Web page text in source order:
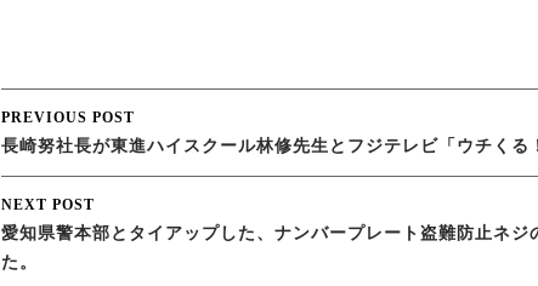
Post
navigation
PREVIOUS POST
長崎努社長が東進ハイスクール林修先生とフジテレビ「ウチくる
NEXT POST
愛知県警本部とタイアップした、ナンバープレート盗難防止ネ
た。